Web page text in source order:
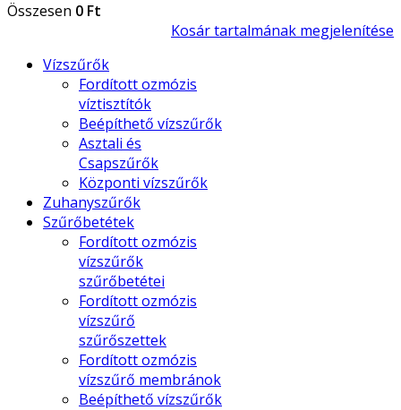
Összesen 0 Ft
Kosár tartalmának megjelenítése
Vízszűrők
Fordított ozmózis
víztisztítók
Beépíthető vízszűrők
Asztali és
Csapszűrők
Központi vízszűrők
Zuhanyszűrők
Szűrőbetétek
Fordított ozmózis
vízszűrők
szűrőbetétei
Fordított ozmózis
vízszűrő
szűrőszettek
Fordított ozmózis
vízszűrő membránok
Beépíthető vízszűrők